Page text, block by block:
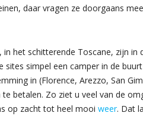
daar vragen ze doorgaans
het schitterende Toscane, zijn in
sites simpel een camper in de
in (Florence, Arezzo, San
betalen. Zo ziet u veel van de
op zacht tot heel mooi weer. Dat